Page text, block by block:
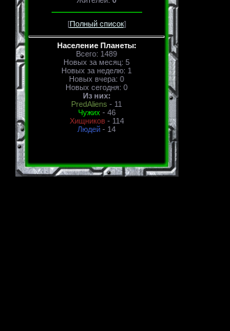
[Полный список]
Население Планеты:
Всего: 1489
Новых за месяц: 5
Новых за неделю: 1
Новых вчера: 0
Новых сегодня: 0
Из них:
PredAliens - 11
Чужих - 46
Хищников - 114
Людей - 14